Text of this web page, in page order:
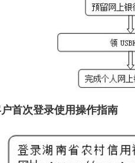
次登录使用操作指南